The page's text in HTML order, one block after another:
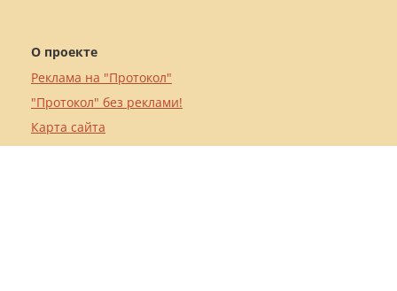
О проекте
Реклама на "Протокол"
"Протокол" без реклами!
Карта сайта
Тендер на юридическую услугу